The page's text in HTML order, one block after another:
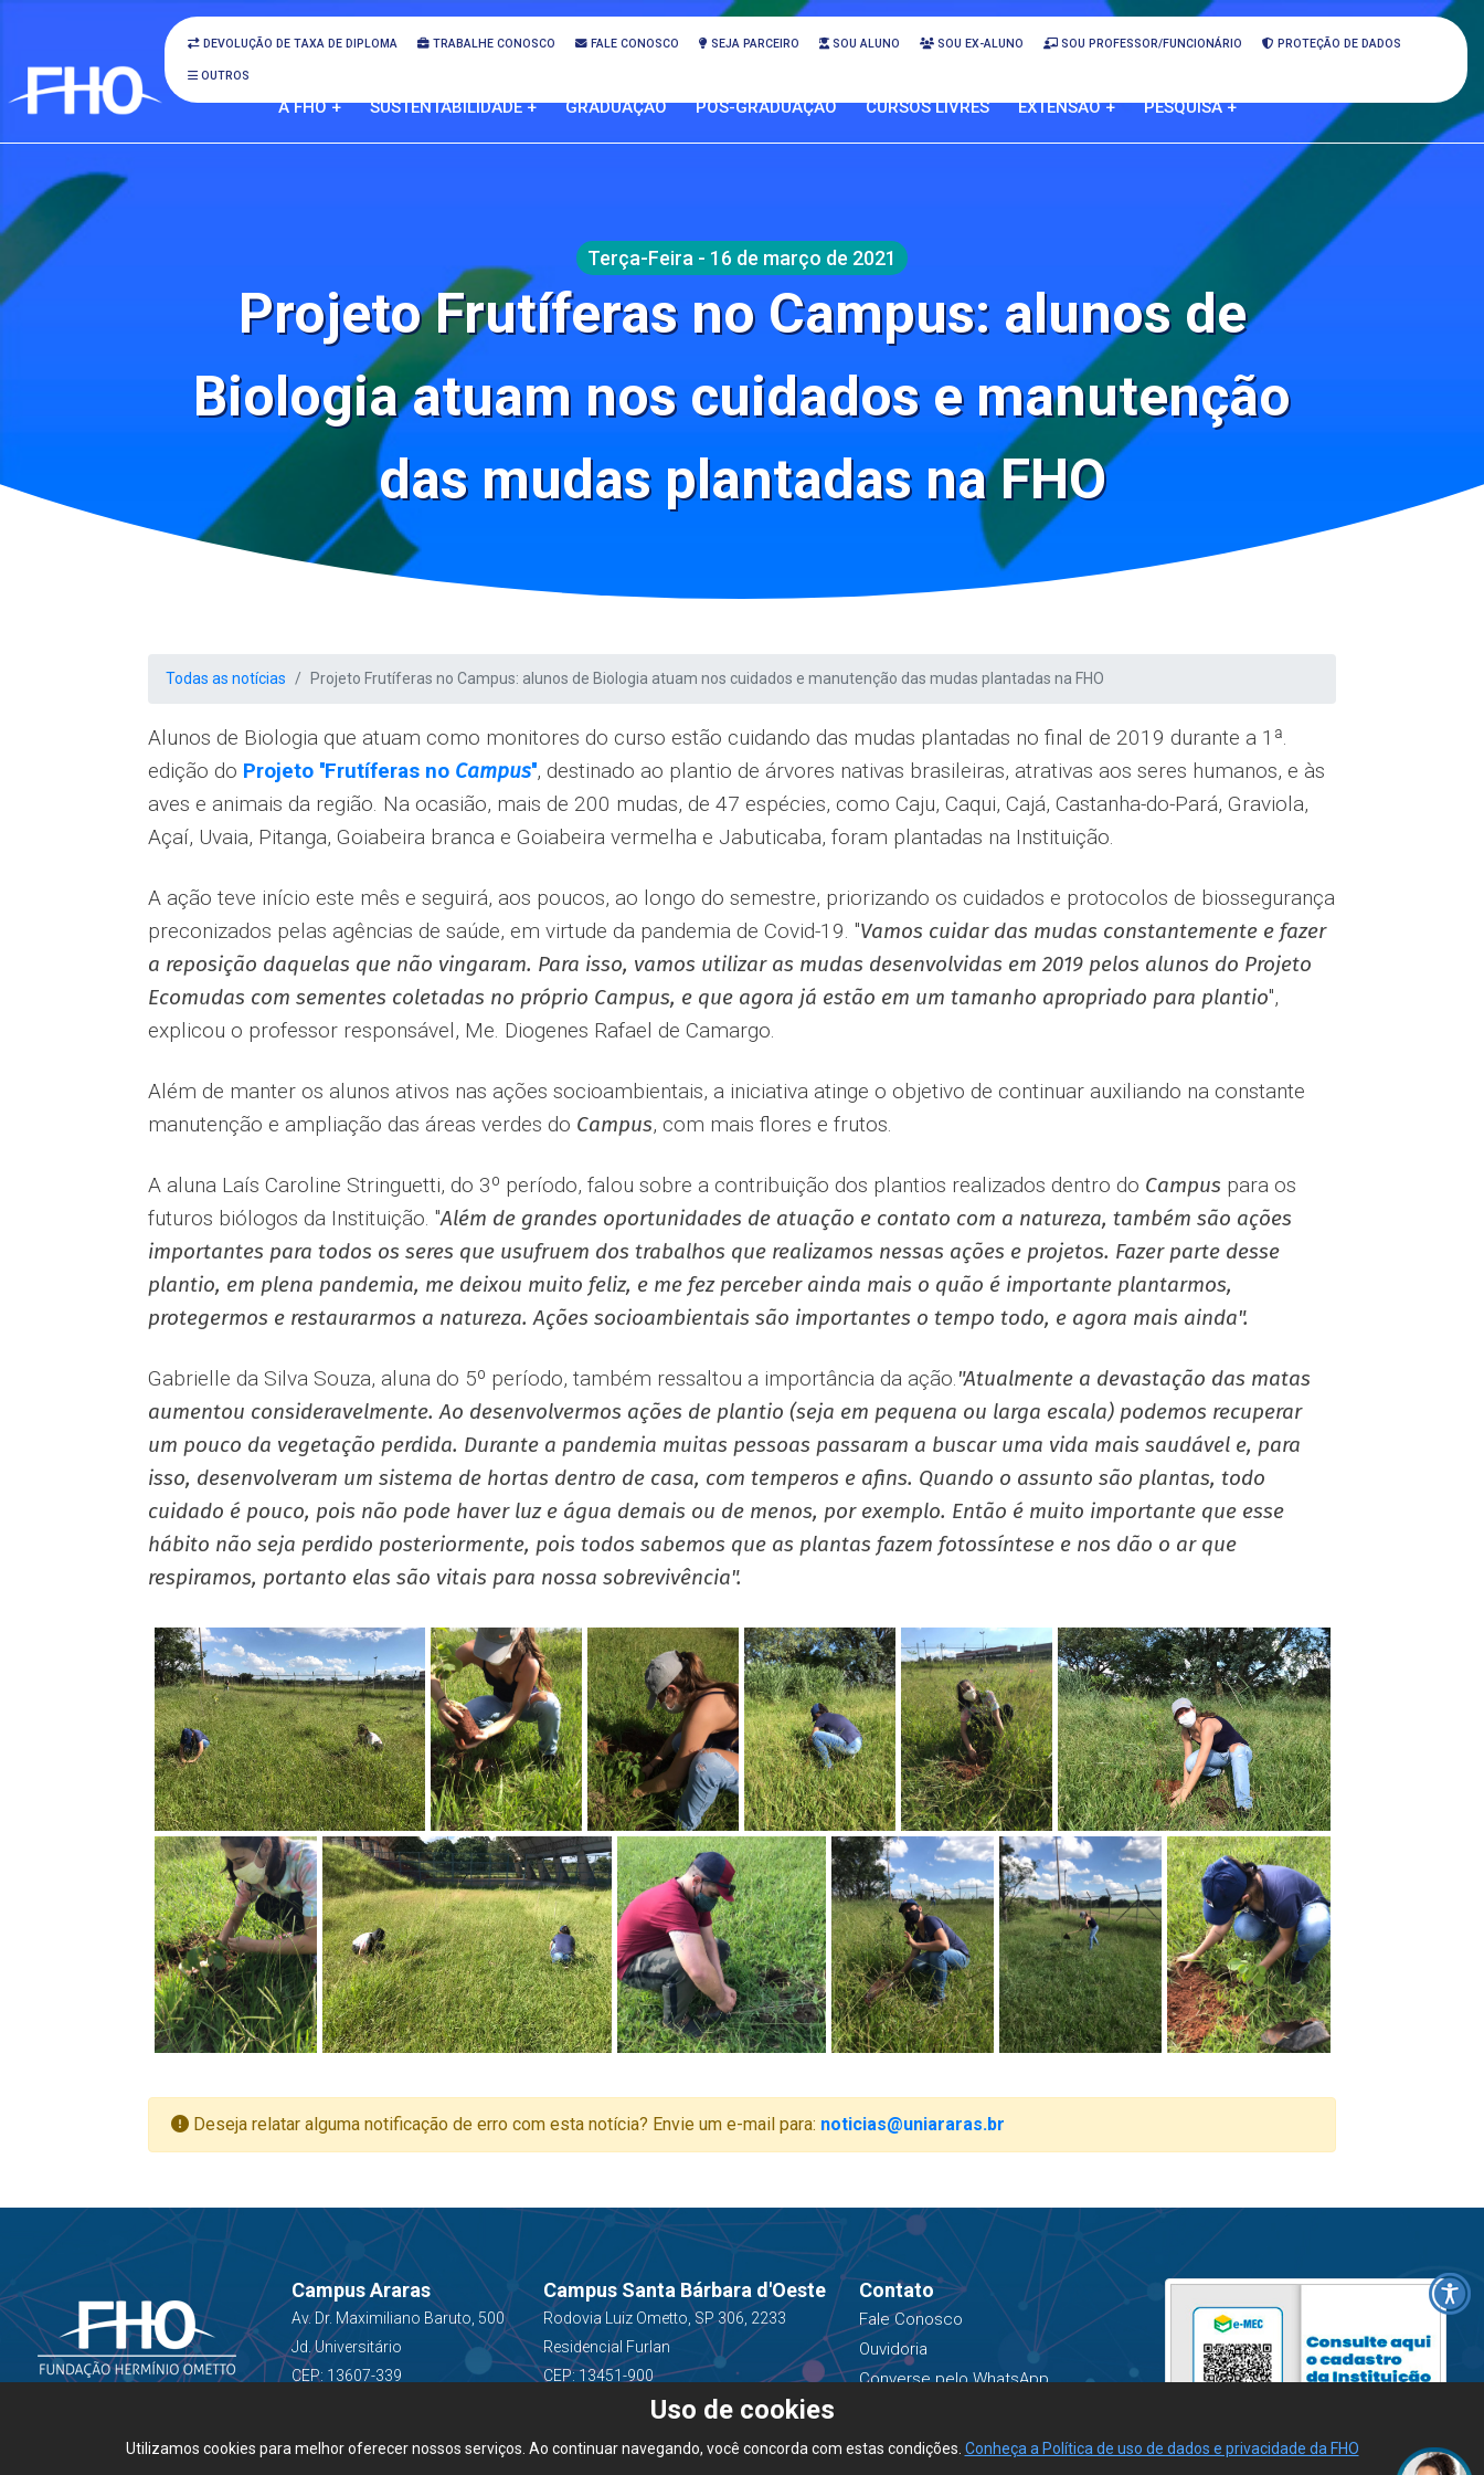
DEVOLUÇÃO DE TAXA DE DIPLOMA TRABALHE CONOSCO FALE CONOSCO SEJA PARCEIRO SOU ALUNO SOU EX-ALUNO SOU PROFESSOR/FUNCIONÁRIO PROTEÇÃO DE DADOS
OUTROS
A FHO + SUSTENTABILIDADE + GRADUAÇÃO PÓS-GRADUAÇÃO CURSOS LIVRES EXTENSÃO + PESQUISA +
Terça-Feira - 16 de março de 2021
Projeto Frutíferas no Campus: alunos de
Biologia atuam nos cuidados e manutenção
das mudas plantadas na FHO
Todas as notícias Projeto Frutíferas no Campus: alunos de Biologia atuam nos cuidados e manutenção das mudas plantadas na FHO
Alunos de Biologia que atuam como monitores do curso estão cuidando das mudas plantadas no final de 2019 durante a 1ª.
edição do Projeto ''Frutíferas no Campus'', destinado ao plantio de árvores nativas brasileiras, atrativas aos seres humanos, e às
aves e animais da região. Na ocasião, mais de 200 mudas, de 47 espécies, como Caju, Caqui, Cajá, Castanha-do-Pará, Graviola,
Açaí, Uvaia, Pitanga, Goiabeira branca e Goiabeira vermelha e Jabuticaba, foram plantadas na Instituição.
A ação teve início este mês e seguirá, aos poucos, ao longo do semestre, priorizando os cuidados e protocolos de biossegurança
preconizados pelas agências de saúde, em virtude da pandemia de Covid-19. "Vamos cuidar das mudas constantemente e fazer
a reposição daquelas que não vingaram. Para isso, vamos utilizar as mudas desenvolvidas em 2019 pelos alunos do Projeto
Ecomudas com sementes coletadas no próprio Campus, e que agora já estão em um tamanho apropriado para plantio",
explicou o professor responsável, Me. Diogenes Rafael de Camargo.
Além de manter os alunos ativos nas ações socioambientais, a iniciativa atinge o objetivo de continuar auxiliando na constante
manutenção e ampliação das áreas verdes do Campus, com mais flores e frutos.
A aluna Laís Caroline Stringuetti, do 3º período, falou sobre a contribuição dos plantios realizados dentro do Campus para os
futuros biólogos da Instituição. "Além de grandes oportunidades de atuação e contato com a natureza, também são ações
importantes para todos os seres que usufruem dos trabalhos que realizamos nessas ações e projetos. Fazer parte desse
plantio, em plena pandemia, me deixou muito feliz, e me fez perceber ainda mais o quão é importante plantarmos,
protegermos e restaurarmos a natureza. Ações socioambientais são importantes o tempo todo, e agora mais ainda".
Gabrielle da Silva Souza, aluna do 5º período, também ressaltou a importância da ação."Atualmente a devastação das matas
aumentou consideravelmente. Ao desenvolvermos ações de plantio (seja em pequena ou larga escala) podemos recuperar
um pouco da vegetação perdida. Durante a pandemia muitas pessoas passaram a buscar uma vida mais saudável e, para
isso, desenvolveram um sistema de hortas dentro de casa, com temperos e afins. Quando o assunto são plantas, todo
cuidado é pouco, pois não pode haver luz e água demais ou de menos, por exemplo. Então é muito importante que esse
hábito não seja perdido posteriormente, pois todos sabemos que as plantas fazem fotossíntese e nos dão o ar que
respiramos, portanto elas são vitais para nossa sobrevivência".
Deseja relatar alguma notificação de erro com esta notícia? Envie um e-mail para: noticias@uniararas.br
Campus Araras
Av. Dr. Maximiliano Baruto, 500
Jd. Universitário
CEP: 13607-339
Campus Santa Bárbara d'Oeste
Rodovia Luiz Ometto, SP 306, 2233
Residencial Furlan
CEP: 13451-900
Contato
Fale Conosco
Ouvidoria
Converse pelo WhatsApp
Uso de cookies
Utilizamos cookies para melhor oferecer nossos serviços. Ao continuar navegando, você concorda com estas condições. Conheça a Política de uso de dados e privacidade da FHO